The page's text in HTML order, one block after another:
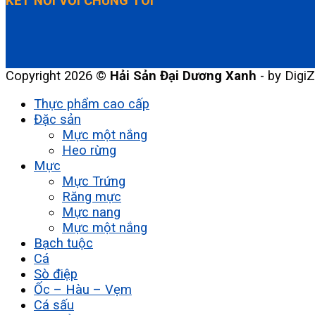
Copyright 2026 © Hải Sản Đại Dương Xanh - by DigiZ
Thực phẩm cao cấp
Đặc sản
Mực một nắng
Heo rừng
Mực
Mực Trứng
Răng mực
Mực nang
Mực một nắng
Bạch tuộc
Cá
Sò điệp
Ốc – Hàu – Vẹm
Cá sấu